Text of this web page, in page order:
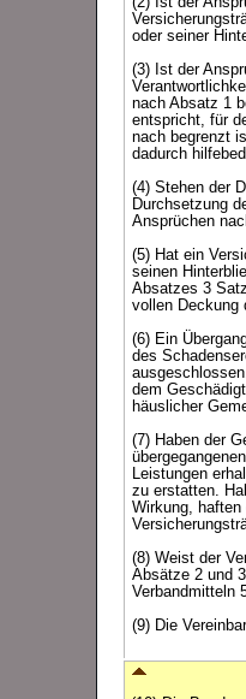
oder seiner
(3) Ist der
nach Absatz 1
entspricht, für
nach begrenzt
dadurch
(4) Stehen der
Durchsetzung
Ansprüchen
(5) Hat ein
seinen
Absatzes 3
vollen Deckung
(6) Ein
des
dem
häuslicher
(7) Haben der
Leistungen
zu erstatten.
Wirkung, haften
(8) Weist der
Absätze 2 und
Verbandmitteln
(9) Die